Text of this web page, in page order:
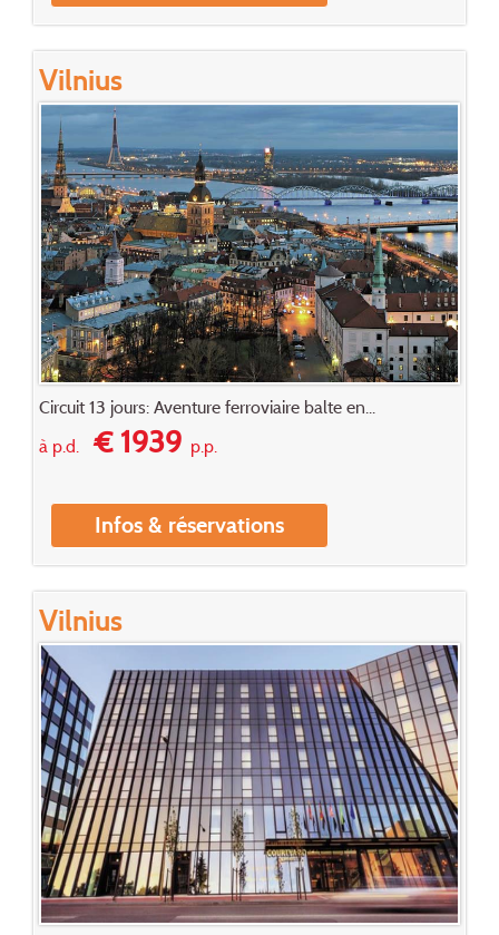
Vilnius
Circuit 13 jours: Aventure ferroviaire balte en...
à p.d.€ 1939p.p.
Infos & réservations
Vilnius